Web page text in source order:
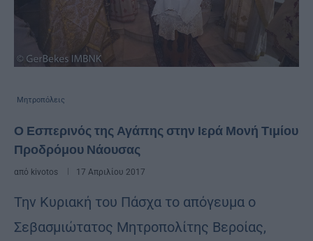
Μητροπόλεις
Ο Εσπερινός της Αγάπης στην Ιερά Μονή Τιμίου
Προδρόμου Νάουσας
από kivotos 17 Απριλίου 2017
Την Κυριακή του Πάσχα το απόγευμα ο
Σεβασμιώτατος Μητροπολίτης Βεροίας,